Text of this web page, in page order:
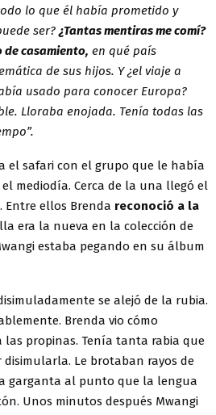
lo que él había prometido y
ser? ¿Tantas mentiras me comí?
casamiento, en qué país
de sus hijos. Y ¿el viaje a
usado para conocer Europa?
Lloraba enojada. Tenía todas las
el safari con el grupo que le había
mediodía. Cerca de la una llegó el
Entre ellos Brenda reconoció a la
era la nueva en la colección de
estaba pegando en su álbum
se alejó de la rubia.
Brenda vio cómo
las propinas. Tenía tanta rabia que
Le brotaban rayos de
garganta al punto que la lengua
Unos minutos después Mwangi